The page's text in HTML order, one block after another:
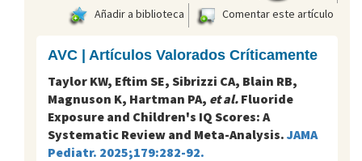
Añadir a biblioteca
Comentar este artículo
AVC | Artículos Valorados Críticamente
Taylor KW, Eftim SE, Sibrizzi CA, Blain RB,
Magnuson K, Hartman PA, et al. Fluoride
Exposure and Children's IQ Scores: A
Systematic Review and Meta-Analysis. JAMA
Pediatr. 2025;179:282-92.